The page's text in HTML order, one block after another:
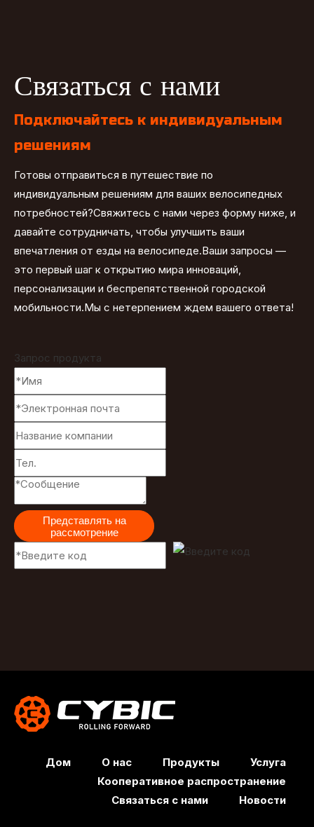
Связаться с нами
Подключайтесь к индивидуальным
решениям
Готовы отправиться в путешествие по
индивидуальным решениям для ваших велосипедных
потребностей?Свяжитесь с нами через форму ниже, и
давайте сотрудничать, чтобы улучшить ваши
впечатления от езды на велосипеде.Ваши запросы —
это первый шаг к открытию мира инноваций,
персонализации и беспрепятственной городской
мобильности.Мы с нетерпением ждем вашего ответа!
Запрос продукта
Представлять на
рассмотрение
Дом О нас Продукты
Услуга
Кооперативное распространение
Связаться с нами
Новости